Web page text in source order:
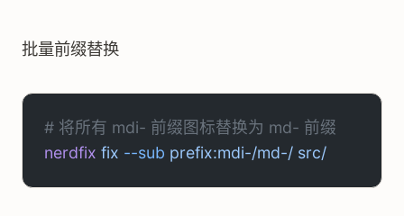
批量前缀替换
# 将所有 mdi- 前缀图标替换为 md- 前缀
nerdfix fix --sub prefix:mdi-/md-/ src/